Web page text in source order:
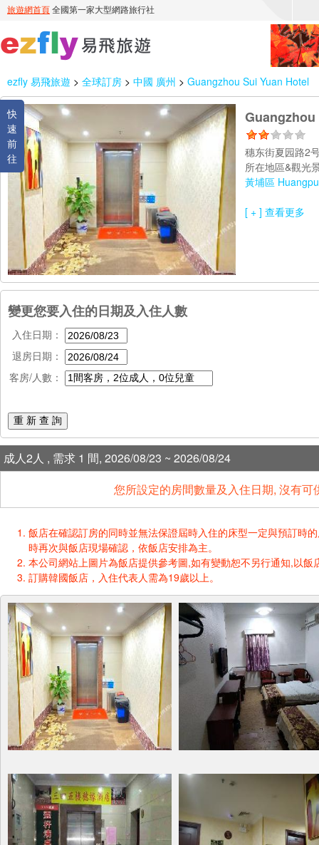
ezfly 易飛旅遊 > 全球訂房 > 中國 廣州 > Guangzhou Sui Yuan Hotel
快
速
前
往
穗东街夏园路2
所在地區&觀光
黃埔區
[ + ] 查看更多
變更您要入住的日期及入住人數
入住日期：
退房日期：
客房/人數：
重 新 查 詢
成人2人 , 需求 1 間, 2026/08/23 ~ 2026/08/24
您所設定的房間數量及入住日期, 沒有
飯店在確認訂房的同時並無法保證屆時入住的床型一定與預訂時
時再次與飯店現場確認，依飯店安排為主。
本公司網站上圖片為飯店提供參考圖,如有變動恕不另行通知,以飯
訂購韓國飯店，入住代表人需為19歲以上。